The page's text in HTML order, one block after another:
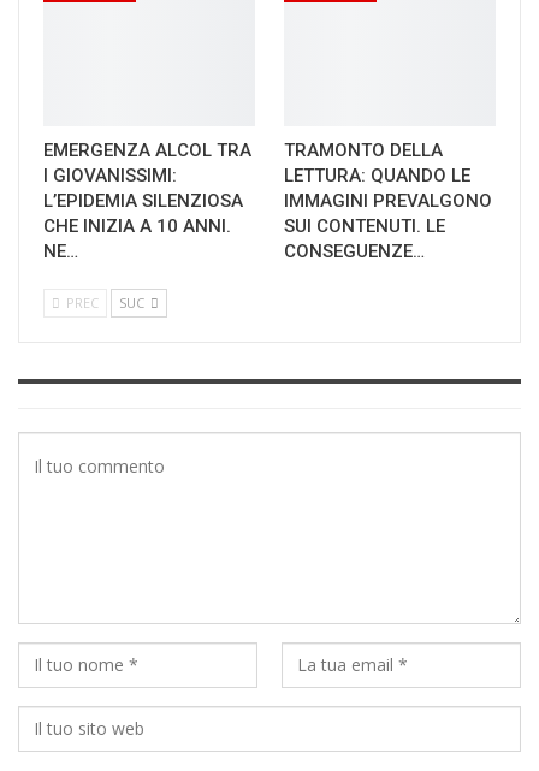
EMERGENZA ALCOL TRA
I GIOVANISSIMI:
L’EPIDEMIA SILENZIOSA
CHE INIZIA A 10 ANNI.
NE…
TRAMONTO DELLA
LETTURA: QUANDO LE
IMMAGINI PREVALGONO
SUI CONTENUTI. LE
CONSEGUENZE…
PREC SUC